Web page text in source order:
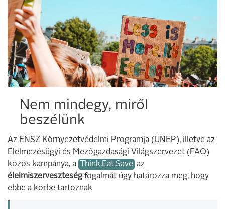
Nem mindegy, miről
beszélünk
Az ENSZ Környezetvédelmi Programja (UNEP), illetve az
Élelmezésügyi és Mezőgazdasági Világszervezet (FAO)
közös kampánya, a
Think.Eat.Save az
élelmiszerveszteségfogalmát úgy határozza meg, hogy
ebbe a körbe tartoznak